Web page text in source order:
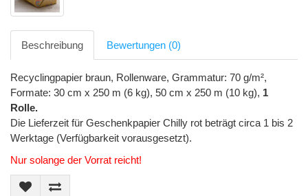
Beschreibung Bewertungen (0)
Recyclingpapier braun, Rollenware, Grammatur: 70 g/m²,
Formate: 30 cm x 250 m (6 kg), 50 cm x 250 m (10 kg), 1
Rolle.
Die Lieferzeit für Geschenkpapier Chilly rot beträgt circa 1 bis 2
Werktage (Verfügbarkeit vorausgesetzt).
Nur solange der Vorrat reicht!